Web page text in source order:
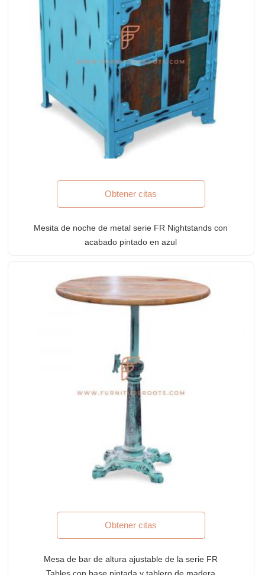
Obtener citas
Mesita de noche de metal serie FR Nightstands con
acabado pintado en azul
Obtener citas
Mesa de bar de altura ajustable de la serie FR
Tables con base pintada y tablero de madera